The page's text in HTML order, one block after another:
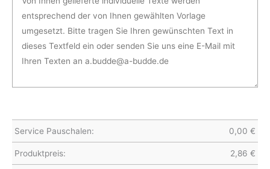
Service Pauschalen: 0,00 €
Produktpreis: 2,86 €